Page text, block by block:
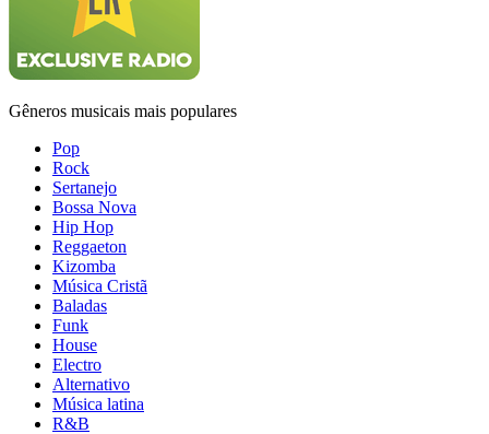
Gêneros musicais mais populares
Pop
Rock
Sertanejo
Bossa Nova
Hip Hop
Reggaeton
Kizomba
Música Cristã
Baladas
Funk
House
Electro
Alternativo
Música latina
R&B